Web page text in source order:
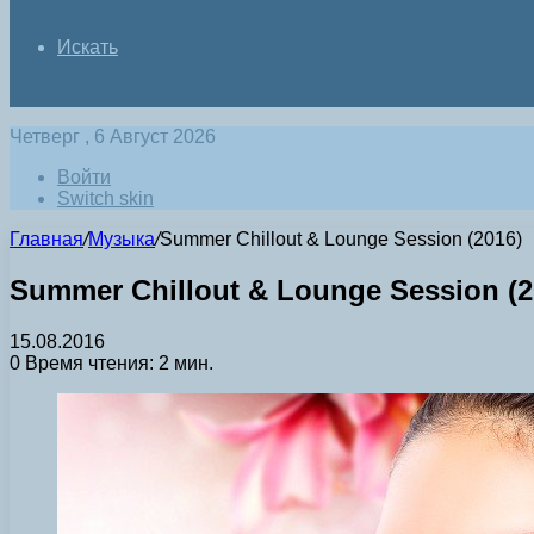
Искать
Четверг , 6 Август 2026
Войти
Switch skin
Главная/Музыка/Summer Chillout & Lounge Session (2016)
Summer Chillout & Lounge Session
15.08.2016
0 Время чтения: 2 мин.